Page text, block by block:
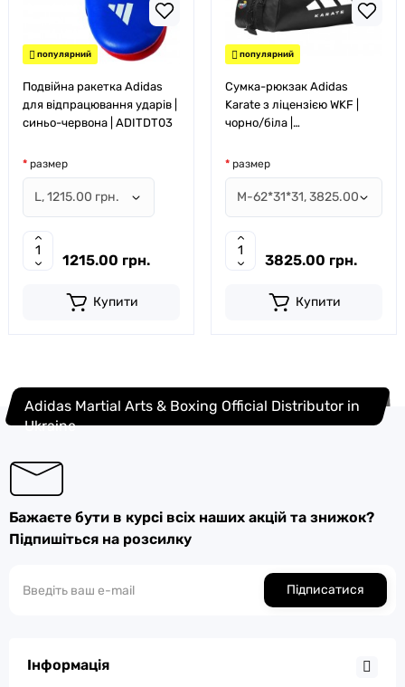
популярний
Подвійна ракетка Adidas
для відпрацювання ударів |
синьо-червона | ADITDT03
размер
1215.00 грн.
Купити
популярний
Сумка-рюкзак Adidas
Karate з ліцензією WKF |
чорно/біла |
размер
3825.00 грн.
Купити
Adidas Martial Arts & Boxing Official Distributor in
Ukraine
Бажаєте бути в курсі всіх наших акцій та знижок?
Підпишіться на розсилку
Підписатися
Інформація